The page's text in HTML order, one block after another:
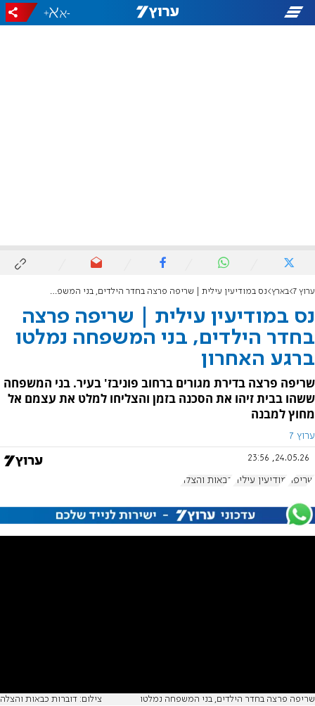
-
+
ערוץ 7 בארץ נס במודיעין עילית | שריפה פרצה בחדר הילדים, בני המשפחה נמלטו ברגע האחרון
נס במודיעין עילית | שריפה פרצה
בחדר הילדים, בני המשפחה נמלטו
ברגע האחרון
שריפה פרצה בדירת מגורים ברחוב פוניבז' בעיר. בני המשפחה
ששהו בבית זיהו את הסכנה בזמן והצליחו למלט את עצמם אל
מחוץ למבנה
ערוץ 7
24.05.26, 23:56
שריפה מודיעין עילית כבאות והצלה
שריפה פרצה בחדר הילדים, בני המשפחה נמלטו צילום: דוברות כבאות והצלה